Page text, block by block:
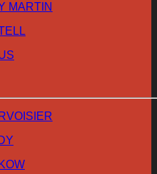
MARTIN